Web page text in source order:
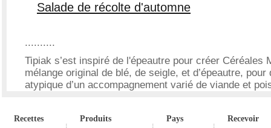
Salade de récolte d'automne
..........
Tipiak s’est inspiré de l'épeautre pour créer Céréales
mélange original de blé, de seigle, et d’épeautre,
atypique d’un accompagnement varié de viande et
Recettes Produits Pays Recevoir